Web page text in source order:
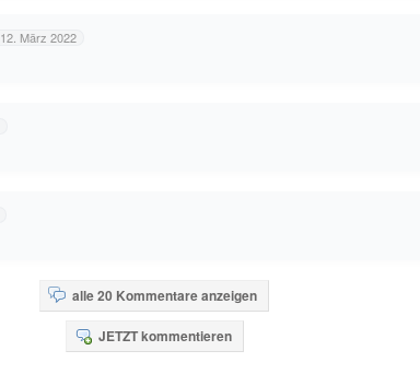
12. März 2022
alle 20 Kommentare anzeigen
JETZT kommentieren